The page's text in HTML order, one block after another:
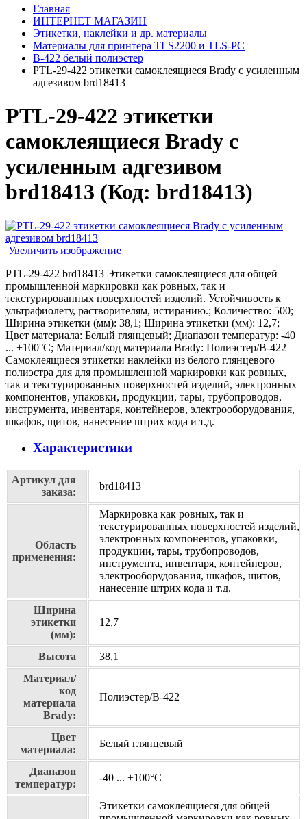
Главная
ИНТЕРНЕТ МАГАЗИН
Этикетки, наклейки и др. материалы
Материалы для принтера TLS2200 и TLS-PC
B-422 белый полиэстер
PTL-29-422 этикетки самоклеящиеся Brady с усиленным
адгезивом brd18413
PTL-29-422 этикетки
самоклеящиеся Brady с
усиленным адгезивом
brd18413 (Код: brd18413)
Увеличить изображение
PTL-29-422 brd18413 Этикетки самоклеящиеся для общей
промышленной маркировки как ровных, так и
текстурированных поверхностей изделий. Устойчивость к
ультрафиолету, растворителям, истиранию.; Количество: 500;
Ширина этикетки (мм): 38,1; Ширина этикетки (мм): 12,7;
Цвет материала: Белый глянцевый; Диапазон температур: -40
... +100°С; Материал/код материала Brady: Полиэстер/В-422
Самоклеящиеся этикетки наклейки из белого глянцевого
полиэстра для для промышленной маркировки как ровных,
так и текстурированных поверхностей изделий, электронных
компонентов, упаковки, продукции, тары, трубопроводов,
инструмента, инвентаря, контейнеров, электрооборудования,
шкафов, щитов, нанесение штрих кода и т.д.
Характеристики
Артикул для
заказа:
brd18413
Область
применения:
Маркировка как ровных, так и
текстурированных поверхностей изделий,
электронных компонентов, упаковки,
продукции, тары, трубопроводов,
инструмента, инвентаря, контейнеров,
электрооборудования, шкафов, щитов,
нанесение штрих кода и т.д.
Ширина
этикетки
(мм):
12,7
Высота
38,1
Материал/
код
материала
Brady:
Полиэстер/В-422
Цвет
материала:
Белый глянцевый
Диапазон
температур:
-40 ... +100°С
Этикетки самоклеящиеся для общей